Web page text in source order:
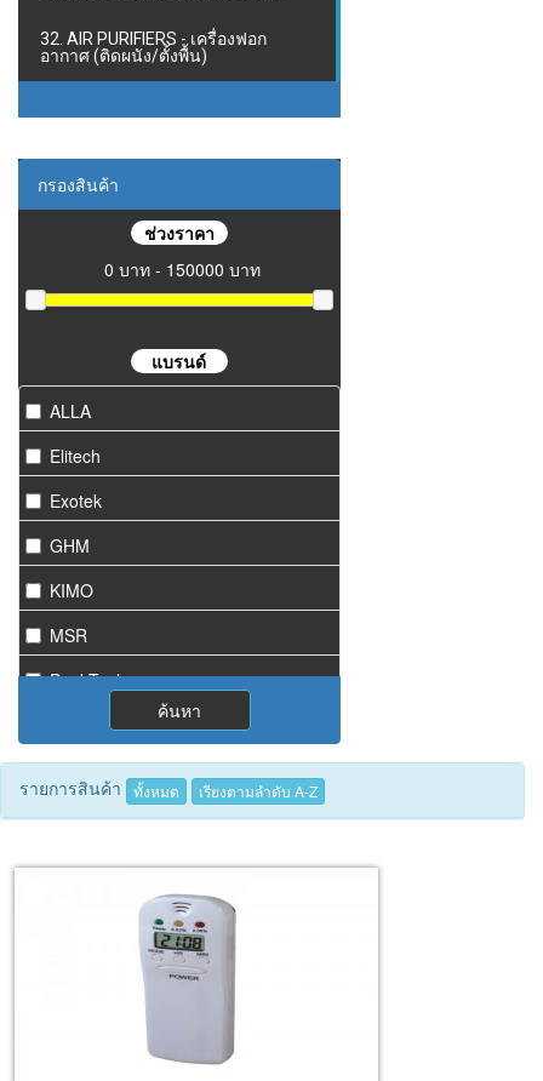
32. AIR PURIFIERS - เครื่องฟอก
อากาศ (ติดผนัง/ตั้งพื้น)
กรองสินค้า
ช่วงราคา
0 บาท - 150000 บาท
แบรนด์
ALLA
Elitech
Exotek
GHM
KIMO
MSR
PeakTech
Starmeter
Tecnimed
Woods
ค้นหา
รายการสินค้า ทั้งหมด เรียงตามลำดับ A-Z